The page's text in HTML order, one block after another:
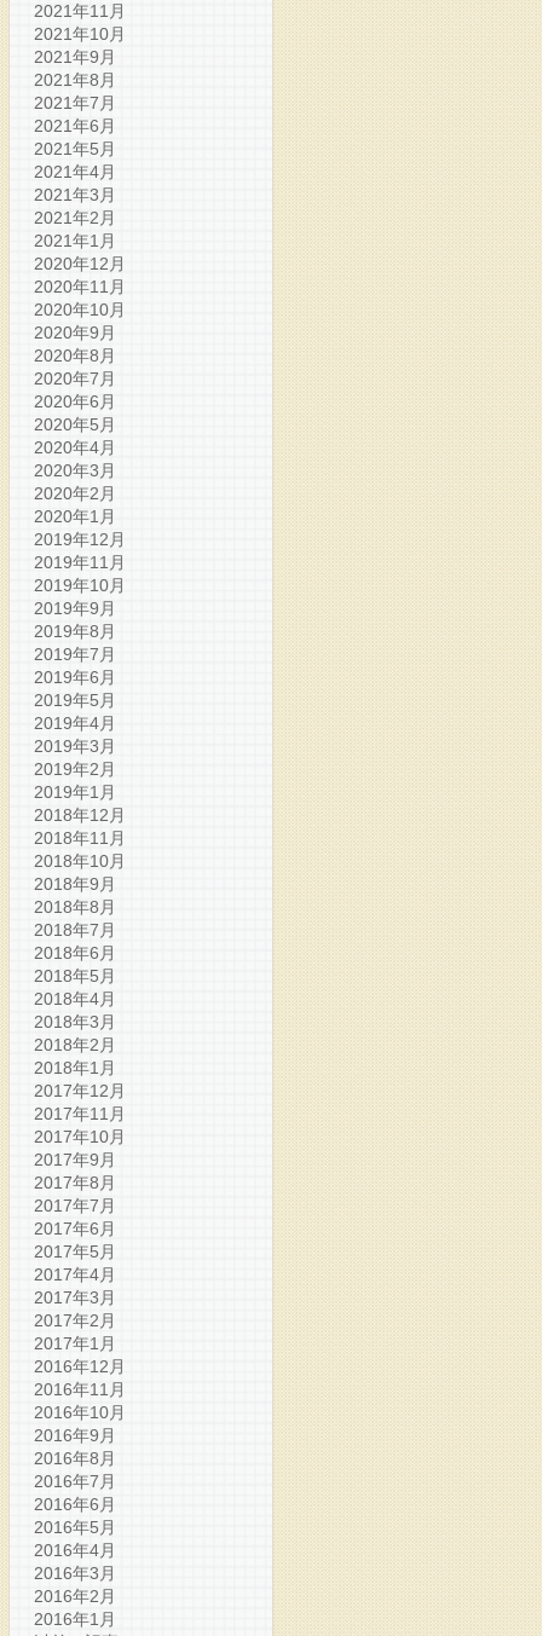
2021年11月
2021年10月
2021年9月
2021年8月
2021年7月
2021年6月
2021年5月
2021年4月
2021年3月
2021年2月
2021年1月
2020年12月
2020年11月
2020年10月
2020年9月
2020年8月
2020年7月
2020年6月
2020年5月
2020年4月
2020年3月
2020年2月
2020年1月
2019年12月
2019年11月
2019年10月
2019年9月
2019年8月
2019年7月
2019年6月
2019年5月
2019年4月
2019年3月
2019年2月
2019年1月
2018年12月
2018年11月
2018年10月
2018年9月
2018年8月
2018年7月
2018年6月
2018年5月
2018年4月
2018年3月
2018年2月
2018年1月
2017年12月
2017年11月
2017年10月
2017年9月
2017年8月
2017年7月
2017年6月
2017年5月
2017年4月
2017年3月
2017年2月
2017年1月
2016年12月
2016年11月
2016年10月
2016年9月
2016年8月
2016年7月
2016年6月
2016年5月
2016年4月
2016年3月
2016年2月
2016年1月